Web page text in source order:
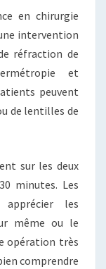
en chirurgie
intervention
réfraction de
et
peuvent
de lentilles de
sur les deux
minutes. Les
les
même ou le
opération très
comprendre